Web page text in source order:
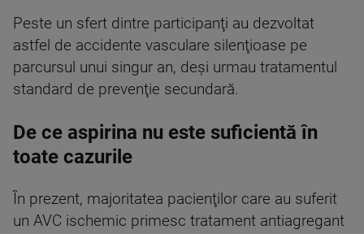
Peste un sfert dintre participanţi au dezvoltat
astfel de accidente vasculare silenţioase pe
parcursul unui singur an, deşi urmau tratamentul
standard de prevenţie secundară.
De ce aspirina nu este suficientă în
toate cazurile
În prezent, majoritatea pacienţilor care au suferit
un AVC ischemic primesc tratament antiagregant